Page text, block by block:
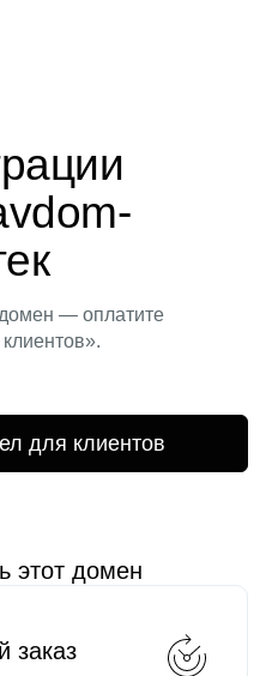
— оплатите
для клиентов
этот домен
заказ